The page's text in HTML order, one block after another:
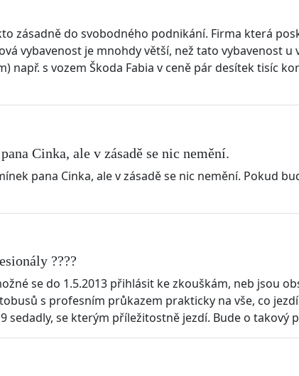
zásadně do svobodného podnikání. Firma která
vybavenost je mnohdy větší, než tato vybavenost
s vozem Škoda Fabia v ceně pár desítek tisíc
Cinka, ale v zásadě se nic nemění.
pana Cinka, ale v zásadě se nic nemění. Pokud
????
se do 1.5.2013 přihlásit ke zkouškám, neb jsou
s profesním průkazem prakticky na vše, co
sedadly, se kterým příležitostně jezdí. Bude o